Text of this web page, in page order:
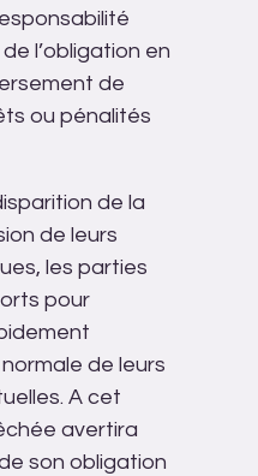
l’obligation en
de
ou pénalités
de la
de leurs
les parties
pour
de leurs
A cet
avertira
son obligation